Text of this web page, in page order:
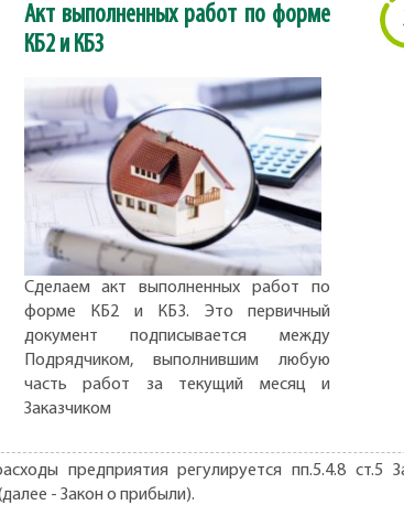
Акт выполненных работ по форме
КБ2 и КБ3
Сделаем акт выполненных работ по
форме КБ2 и КБ3. Это первичный
документ подписывается между
Подрядчиком, выполнившим любую
часть работ за текущий месяц и
Заказчиком
предприятия регулируется пп.5.4.8 ст.5
- Закон о прибыли).